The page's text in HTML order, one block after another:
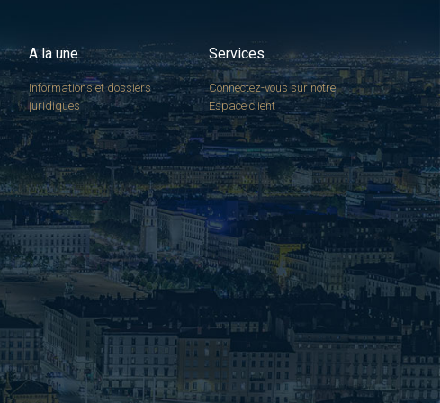
A la une
Informations et dossiers
juridiques
Services
Connectez-vous sur notre
Espace client